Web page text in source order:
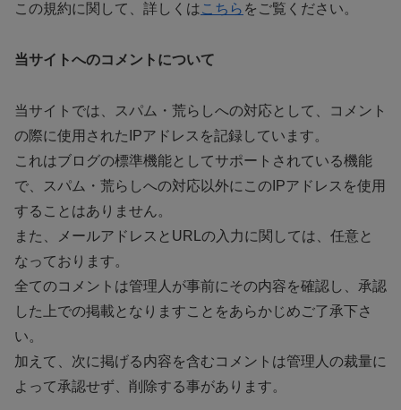
この規約に関して、詳しくはこちら をご覧ください。
当サイトへのコメントについて
当サイトでは、スパム・荒らしへの対応として、コメント
の際に使用されたIPアドレスを記録しています。
これはブログの標準機能としてサポートされている機能
で、スパム・荒らしへの対応以外にこのIPアドレスを使用
することはありません。
また、メールアドレスとURLの入力に関しては、任意と
なっております。
全てのコメントは管理人が事前にその内容を確認し、承認
した上での掲載となりますことをあらかじめご了承下さ
い。
加えて、次に掲げる内容を含むコメントは管理人の裁量に
よって承認せず、削除する事があります。